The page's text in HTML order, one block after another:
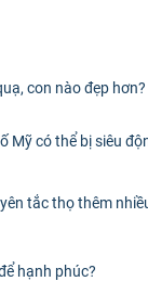
con nào đẹp hơn?
Mỹ có thể bị siêu
tắc thọ thêm
hạnh phúc?